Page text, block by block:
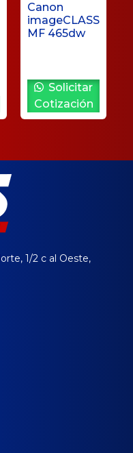
Canon
imageCLASS
MF 465dw
Solicitar
Cotización
1/2 c al Oeste,